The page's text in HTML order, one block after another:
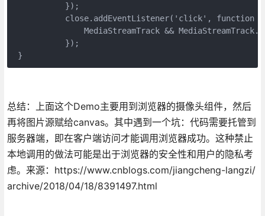
           });
close.addEventListener('click', function
MediaStreamTrack &&
           });
}
总结：上面这个Demo主要用到浏览器的摄像头组件，然后
再将图片源赋给canvas。其中遇到一个坑：代码需要托管到
服务器端，即在客户端访问才能调用浏览器成功。这种禁止
本地调用的做法可能是出于浏览器的安全性和用户的隐私考
虑。来源：https://www.cnblogs.com/jiangcheng-langzi/
archive/2018/04/18/8391497.html